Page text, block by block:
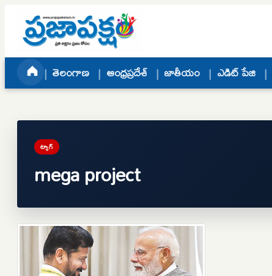
Skip to content
తెలంగాణ ఆంధ్రప్రదేశ్ జాతీయం ఎడిట్ పేజి
ట్యాగ్
mega project